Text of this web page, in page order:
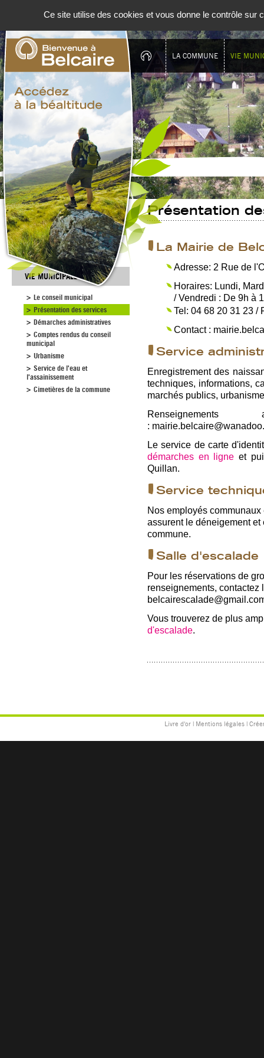
LA COMMUNE VIE
VIE MUNICIPALE
Le conseil municipal
Présentation des services
Démarches administratives
Comptes rendus du conseil
municipal
Urbanisme
Service de l'eau et
l'assainissement
Cimetières de la commune
Présentation
La Mairie de
Adresse: 2 Rue de
Horaires: Lundi,
/ Vendredi : De 9h à
Tel: 04 68 20 31 23 /
Contact :
Service
Enregistrement des
techniques, informations,
marchés publics,
:
Le service de carte
démarches en ligne et
Quillan.
Service
Nos employés
assurent le déneigement
commune.
Salle d'escalade
Pour les réservations de
renseignements, contactez
Vous trouverez de plus
d'escalade.
Livre d'or | Mentions légales |
Ce site utilise des cookies et vous donne le contrôle sur